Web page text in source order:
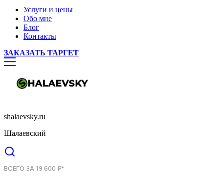
Услуги и цены
Обо мне
Блог
Контакты
ЗАКАЗАТЬ ТАРГЕТ
shalaevsky.ru
Шалаевский
ВСЕГО ЗА 19 600 ₽*